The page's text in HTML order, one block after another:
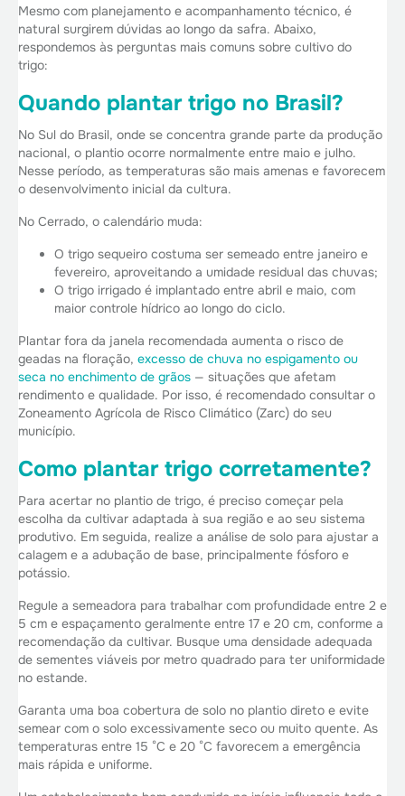
Mesmo com planejamento e acompanhamento técnico, é
natural surgirem dúvidas ao longo da safra. Abaixo,
respondemos às perguntas mais comuns sobre cultivo do
trigo:
Quando plantar trigo no Brasil?
No Sul do Brasil, onde se concentra grande parte da produção
nacional, o plantio ocorre normalmente entre maio e julho.
Nesse período, as temperaturas são mais amenas e favorecem
o desenvolvimento inicial da cultura.
No Cerrado, o calendário muda:
O trigo sequeiro costuma ser semeado entre janeiro e
fevereiro, aproveitando a umidade residual das chuvas;
O trigo irrigado é implantado entre abril e maio, com
maior controle hídrico ao longo do ciclo.
Plantar fora da janela recomendada aumenta o risco de
geadas na floração, excesso de chuva no espigamento ou
seca no enchimento de grãos — situações que afetam
rendimento e qualidade. Por isso, é recomendado consultar o
Zoneamento Agrícola de Risco Climático (Zarc) do seu
município.
Como plantar trigo corretamente?
Para acertar no plantio de trigo, é preciso começar pela
escolha da cultivar adaptada à sua região e ao seu sistema
produtivo. Em seguida, realize a análise de solo para ajustar a
calagem e a adubação de base, principalmente fósforo e
potássio.
Regule a semeadora para trabalhar com profundidade entre 2 e
5 cm e espaçamento geralmente entre 17 e 20 cm, conforme a
recomendação da cultivar. Busque uma densidade adequada
de sementes viáveis por metro quadrado para ter uniformidade
no estande.
Garanta uma boa cobertura de solo no plantio direto e evite
semear com o solo excessivamente seco ou muito quente. As
temperaturas entre 15 °C e 20 °C favorecem a emergência
mais rápida e uniforme.